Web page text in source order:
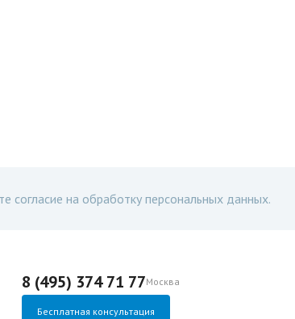
согласие на обработку персональных данных.
8 (495) 374 71 77Москва
Бесплатная консультация